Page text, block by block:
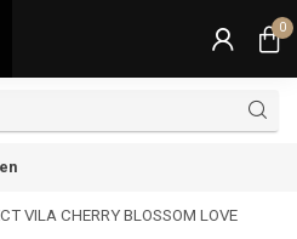
0
VILA CHERRY BLOSSOM LOVE